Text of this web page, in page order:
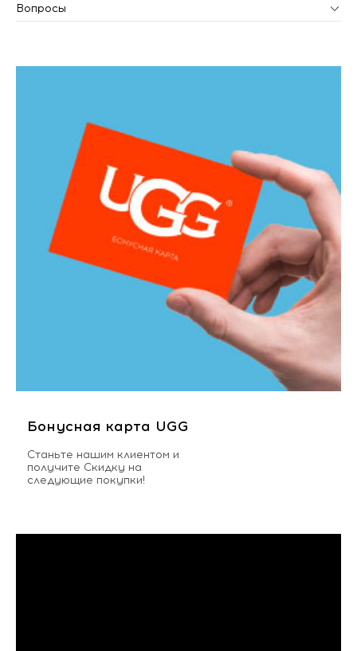
Вопросы
Бонусная карта UGG
Станьте нашим клиентом и
получите Скидку на
следующие покупки!